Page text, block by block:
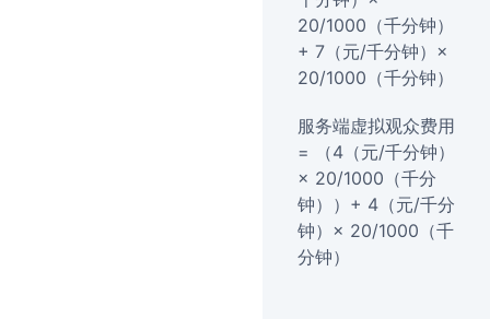
20/1000（千分钟）
+ 7（元/千分钟）×
20/1000（千分钟）
服务端虚拟观众费用
= （4（元/千分钟）
× 20/1000（千分
钟））+ 4（元/千分
钟）× 20/1000（千
分钟）